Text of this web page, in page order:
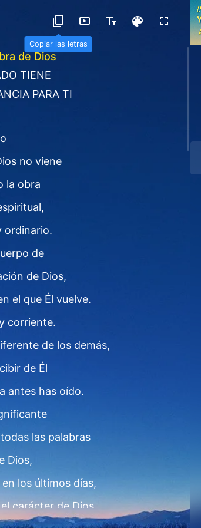
Copiar las letras
de Dios
TIENE
PARA TI
no viene
la obra
ordinario.
de
de Dios,
el que Él vuelve.
corriente.
de los demás,
de Él
antes has oído.
las palabras
Dios,
los últimos días,
carácter de Dios